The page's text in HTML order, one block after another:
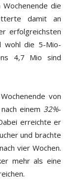
die
damit an
erfolgreichsten
wohl die 5-Mio-
4,7 Mio sind
von
einem 32%-
erreichte er
und brachte
vier Wochen.
mehr als eine